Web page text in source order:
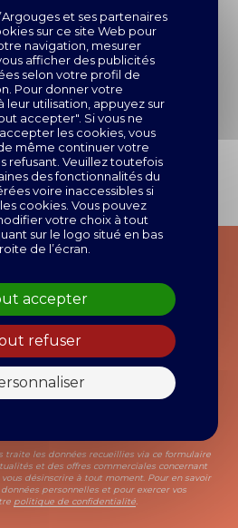
FABRICATION
FRANÇAISE
PAIEMENT
SÉCURISÉ
90€
EXPÉDITION
SOIGNÉE
INFORMÉ !
soit utilisé par Les Chevaliers
traite les données recueillies via ce formulaire
et des offres commerciales concernant
désinscrire à tout moment. Pour en savoir
personnelles et pour exercer vos
politique de confidentialité
et ses partenaires
sur ce site Web pour
navigation, mesurer
afficher des publicités
selon votre profil de
Pour donner votre
leur utilisation, appuyez sur
accepter". Si vous ne
les cookies, vous
même continuer votre
refusant. Veuillez toutefois
des fonctionnalités du
voire inaccessibles si
cookies. Vous pouvez
votre choix à tout
sur le logo situé en bas
de l’écran.
accepter
refuser